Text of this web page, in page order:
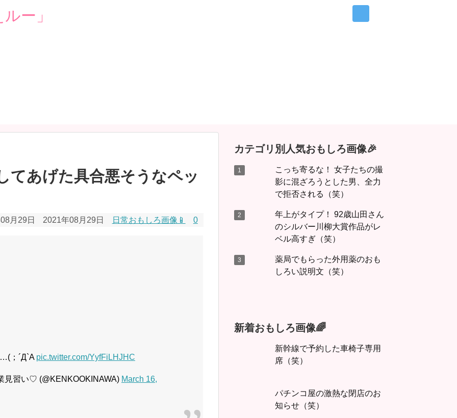
てあげた具合悪そうなペッ
月29日 2021年08月29日 日常おもしろ画像📱 0
；´Д`A pic.twitter.com/YyfFiLHJHC
習い♡ (@KENKOOKINAWA) March 16,
カテゴリ別人気おもしろ画像🎉
こっち寄るな！ 女子たちの撮
影に混ざろうとした男、全力
で拒否される（笑）
年上がタイプ！ 92歳山田さん
のシルバー川柳大賞作品がレ
ベル高すぎ（笑）
薬局でもらった外用薬のおも
しろい説明文（笑）
新着おもしろ画像🌈
新幹線で予約した車椅子専用
席（笑）
パチンコ屋の激熱な閉店のお
知らせ（笑）